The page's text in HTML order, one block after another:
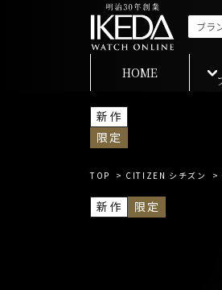
HOME
新作
限定
TOP > CITIZEN シチズン >
新作 限定